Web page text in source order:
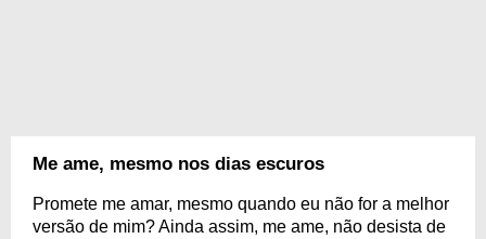
Me ame, mesmo nos dias escuros
Promete me amar, mesmo quando eu não for a melhor
versão de mim? Ainda assim, me ame, não desista de